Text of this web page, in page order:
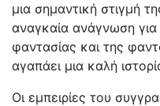
μια σημαντική στιγμή
αναγκαία ανάγνωση για
φαντασίας και της
αγαπάει μια καλή
Οι εμπειρίες του